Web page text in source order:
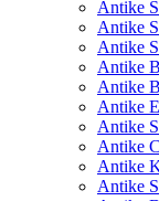
Antike
Antike
Antike
Antike
Antike
Antike
Antike
Antike
Antike
Antike